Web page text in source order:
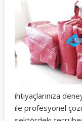
ihtiyaçlarınıza
ile profesyonel